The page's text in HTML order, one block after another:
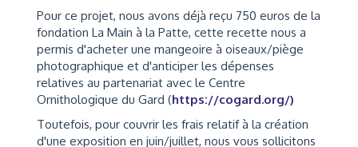
Pour ce projet, nous avons déjà reçu 750 euros de la
fondation La Main à la Patte, cette recette nous a
permis d'acheter une mangeoire à oiseaux/piège
photographique et d'anticiper les dépenses
relatives au partenariat avec le Centre
Ornithologique du Gard (https://cogard.org/)
Toutefois, pour couvrir les frais relatif à la création
d'une exposition en juin/juillet, nous vous sollicitons